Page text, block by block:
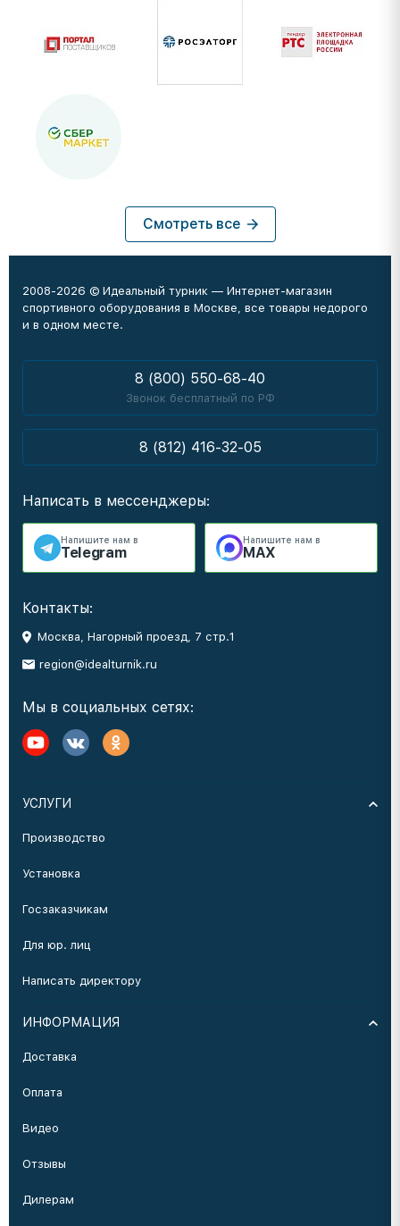
Смотреть все
2008-2026 © Идеальный турник — Интернет-магазин
спортивного оборудования в Москве, все товары недорого
и в одном месте.
8 (800) 550-68-40
Звонок бесплатный по РФ
8 (812) 416-32-05
Написать в мессенджеры:
Напишите нам в
Telegram
Напишите нам в
MAX
Контакты:
Москва, Нагорный проезд, 7 стр.1
region@idealturnik.ru
Мы в социальных сетях:
УСЛУГИ
Производство
Установка
Госзаказчикам
Для юр. лиц
Написать директору
ИНФОРМАЦИЯ
Доставка
Оплата
Видео
Отзывы
Дилерам